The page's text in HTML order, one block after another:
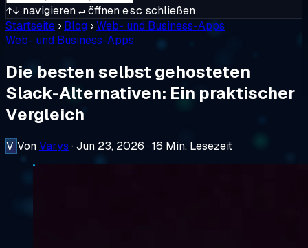
↑↓ navigieren↵öffnenesc schließen
Startseite › Blog ›Web- und Business-Apps
Web- und Business-Apps
Die besten selbst gehosteten
Slack-Alternativen: Ein praktischer
Vergleich
V VonVarys ·Jun 23, 2026 ·16 Min. Lesezeit